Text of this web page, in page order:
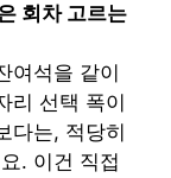
회차 고르는
여석을 같이
리 선택 폭이
다는, 적당히
. 이건 직접